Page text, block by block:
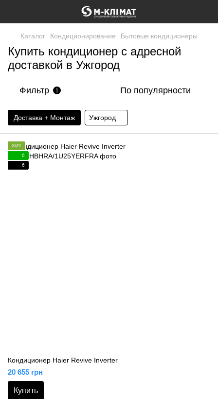
Каталог Кондиционирование Бытовые кондиционеры
Купить кондиционер с адресной
доставкой в ​​Ужгород
Фильтр 1 По популярности
Доставка + Монтаж Ужгород
ХИТ
6
6
Кондиционер Haier Revive Inverter
20 655 грн
Купить